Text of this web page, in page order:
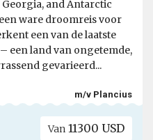
Georgia, and Antarctic
ware droomreis voor
een van de laatste
een land van ongetemde,
gevarieerd...
m/v Plancius
Van 11300 USD